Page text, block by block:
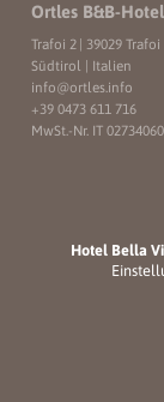
Ortles B&B-Hotel
Trafoi 2
39029 Trafoi
Südtirol | Italien
info@ortles.info
+39 0473 611 716
MwSt.-Nr. IT
Hotel Bella